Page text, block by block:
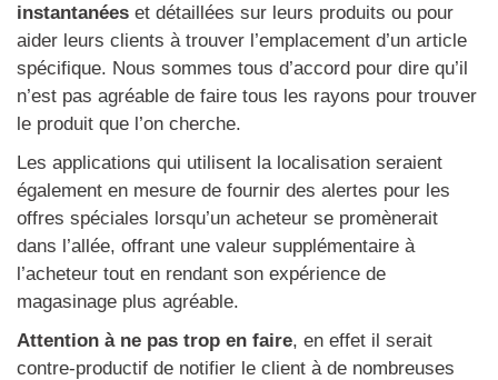
instantanées et détaillées sur leurs produits ou pour
aider leurs clients à trouver l’emplacement d’un article
spécifique. Nous sommes tous d’accord pour dire qu’il
n’est pas agréable de faire tous les rayons pour trouver
le produit que l’on cherche.
Les applications qui utilisent la localisation seraient
également en mesure de fournir des alertes pour les
offres spéciales lorsqu’un acheteur se promènerait
dans l’allée, offrant une valeur supplémentaire à
l’acheteur tout en rendant son expérience de
magasinage plus agréable.
Attention à ne pas trop en faire, en effet il serait
contre-productif de notifier le client à de nombreuses